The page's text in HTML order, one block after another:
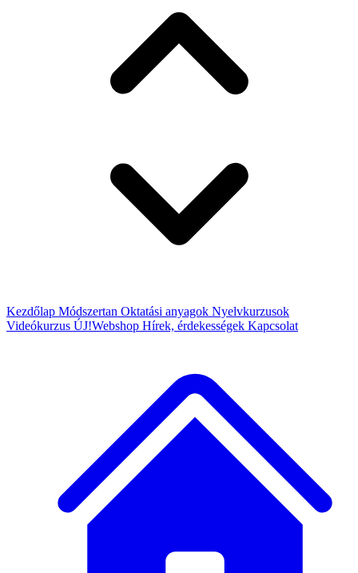
Kezdőlap Módszertan Oktatási anyagok Nyelvkurzusok
Videókurzus ÚJ!Webshop Hírek, érdekességek Kapcsolat